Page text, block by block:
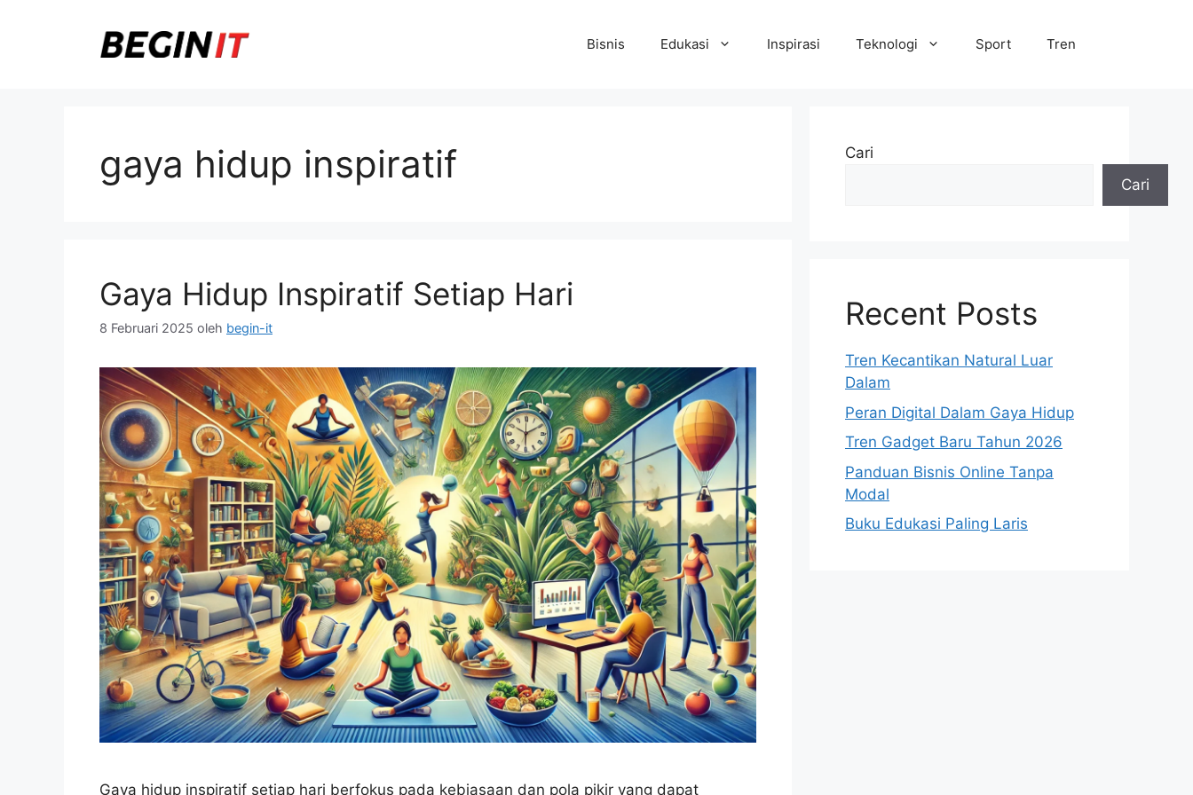
Bisnis Edukasi Inspirasi Teknologi Sport Tren
gaya hidup inspiratif
Gaya Hidup Inspiratif Setiap Hari
8 Februari 2025 oleh begin-it
Gaya hidup inspiratif setiap hari berfokus pada kebiasaan dan pola pikir yang dapat
Cari
Cari
Recent Posts
Tren Kecantikan Natural Luar
Dalam
Peran Digital Dalam Gaya Hidup
Tren Gadget Baru Tahun 2026
Panduan Bisnis Online Tanpa
Modal
Buku Edukasi Paling Laris